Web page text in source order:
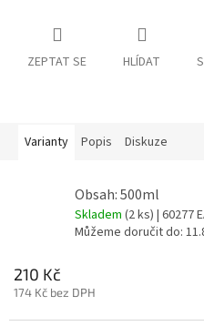
ZEPTAT SE HLÍDAT
Varianty Popis Diskuze
Obsah: 500ml
Skladem (2 ks) | 60277
Můžeme doručit do:
210 Kč
174 Kč bez DPH